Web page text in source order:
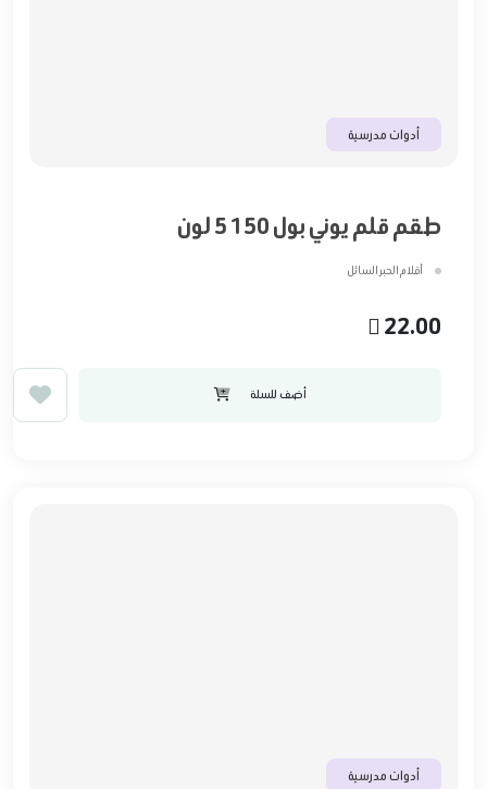
أدوات مدرسية
طقم قلم يوني بول 150 5 لون
أقلام الحبر السائل
22.00
أضف للسلة
أدوات مدرسية